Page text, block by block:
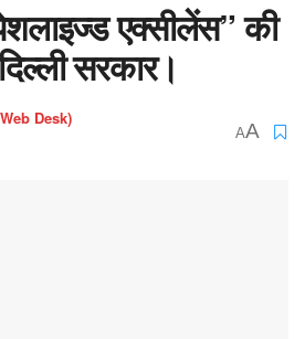
एक्सीलेंस” की
सरकार।
Desk)
AA